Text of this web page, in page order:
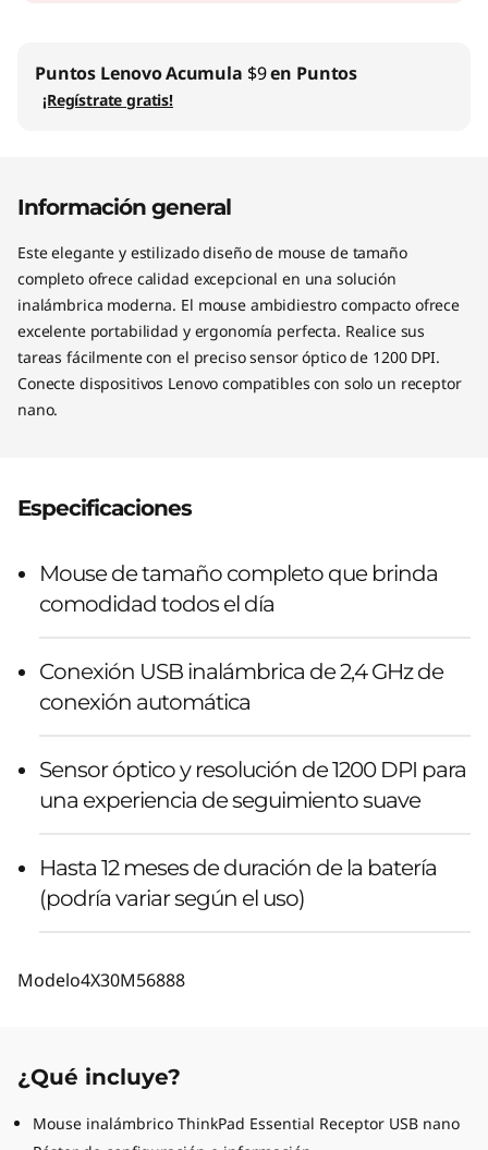
Puntos LenovoAcumula $9en Puntos
¡Regístrate gratis!
Información general
Este elegante y estilizado diseño de mouse de tamaño
completo ofrece calidad excepcional en una solución
inalámbrica moderna. El mouse ambidiestro compacto ofrece
excelente portabilidad y ergonomía perfecta. Realice sus
tareas fácilmente con el preciso sensor óptico de 1200 DPI.
Conecte dispositivos Lenovo compatibles con solo un receptor
nano.
Especificaciones
Mouse de tamaño completo que brinda
comodidad todos el día
Conexión USB inalámbrica de 2,4 GHz de
conexión automática
Sensor óptico y resolución de 1200 DPI para
una experiencia de seguimiento suave
Hasta 12 meses de duración de la batería
(podría variar según el uso)
Modelo4X30M56888
¿Qué incluye?
Mouse inalámbrico ThinkPad Essential Receptor USB nano